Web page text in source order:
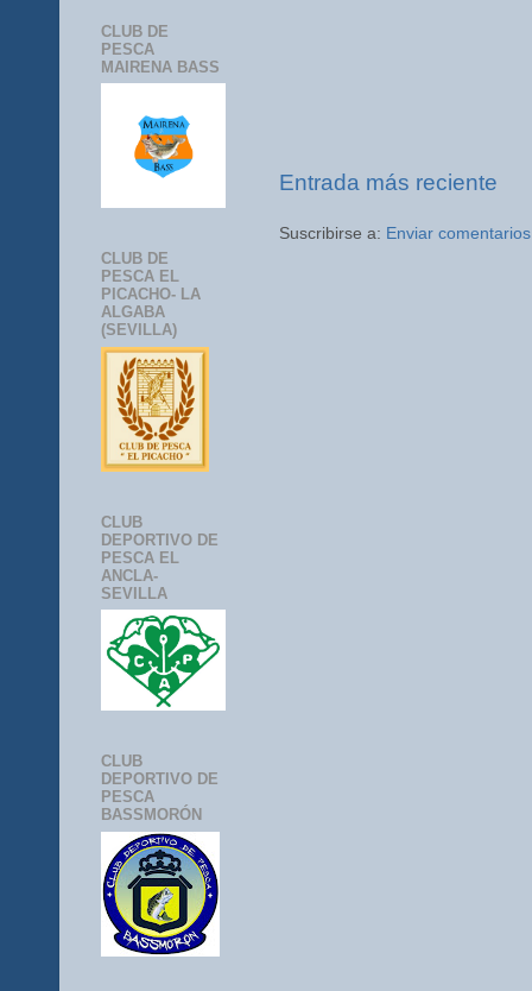
Entrada más reciente
Suscribirse a: Enviar
CLUB DE
PESCA
MAIRENA BASS
CLUB DE
PESCA EL
PICACHO- LA
ALGABA
(SEVILLA)
CLUB
DEPORTIVO DE
PESCA EL
ANCLA-
SEVILLA
CLUB
DEPORTIVO DE
PESCA
BASSMORÓN